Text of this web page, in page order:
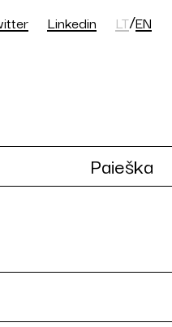
Linkedin LT/EN
Paieška